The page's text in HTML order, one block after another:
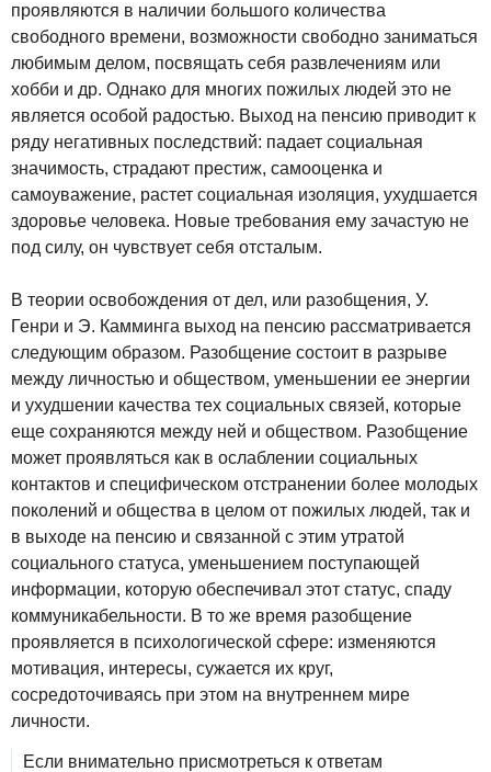
проявляются в наличии большого количества
свободного времени, возможности свободно заниматься
любимым делом, посвящать себя развлечениям или
хобби и др. Однако для многих пожилых людей это не
является особой радостью. Выход на пенсию приводит к
ряду негативных последствий: падает социальная
значимость, страдают престиж, самооценка и
самоуважение, растет социальная изоляция, ухудшается
здоровье человека. Новые требования ему зачастую не
под силу, он чувствует себя отсталым.
В теории освобождения от дел, или разобщения, У.
Генри и Э. Камминга выход на пенсию рассматривается
следующим образом. Разобщение состоит в разрыве
между личностью и обществом, уменьшении ее энергии
и ухудшении качества тех социальных связей, которые
еще сохраняются между ней и обществом. Разобщение
может проявляться как в ослаблении социальных
контактов и специфическом отстранении более молодых
поколений и общества в целом от пожилых людей, так и
в выходе на пенсию и связанной с этим утратой
социального статуса, уменьшением поступающей
информации, которую обеспечивал этот статус, спаду
коммуникабельности. В то же время разобщение
проявляется в психологической сфере: изменяются
мотивация, интересы, сужается их круг,
сосредоточиваясь при этом на внутреннем мире
личности.
Если внимательно присмотреться к ответам